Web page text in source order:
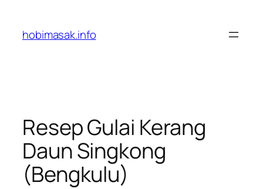
content
hobimasak.info
Resep Gulai Kerang
Daun Singkong
(Bengkulu)